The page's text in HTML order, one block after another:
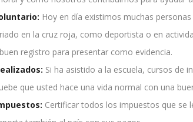
Hoy en día existimos muchas
en la cruz roja, como deportista o en
registro para presentar como evidencia.
Si ha asistido a la escuela, cursos de
que usted hace una vida normal con una
Certificar todos los impuestos que se